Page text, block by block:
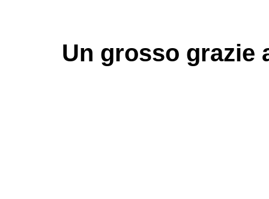
Un grosso grazie